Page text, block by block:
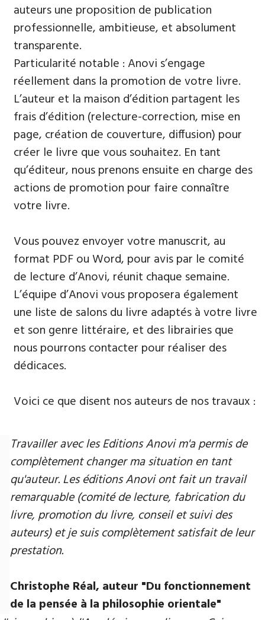
auteurs une proposition de publication
professionnelle, ambitieuse, et absolument
transparente.
Particularité notable : Anovi s’engage
réellement dans la promotion de votre livre.
L’auteur et la maison d’édition partagent les
frais d’édition (relecture-correction, mise en
page, création de couverture, diffusion) pour
créer le livre que vous souhaitez. En tant
qu’éditeur, nous prenons ensuite en charge des
actions de promotion pour faire connaître
votre livre.
Vous pouvez envoyer votre manuscrit, au
format PDF ou Word, pour avis par le comité
de lecture d’Anovi, réunit chaque semaine.
L’équipe d’Anovi vous proposera également
une liste de salons du livre adaptés à votre livre
et son genre littéraire, et des librairies que
nous pourrons contacter pour réaliser des
dédicaces.
Voici ce que disent nos auteurs de nos travaux :
Travailler avec les Editions Anovi m'a permis de
complètement changer ma situation en tant
qu'auteur. Les éditions Anovi ont fait un travail
remarquable (comité de lecture, fabrication du
livre, promotion du livre, conseil et suivi des
auteurs) et je suis complètement satisfait de leur
prestation.
Christophe Réal, auteur "Du fonctionnement
de la pensée à la philosophie orientale"